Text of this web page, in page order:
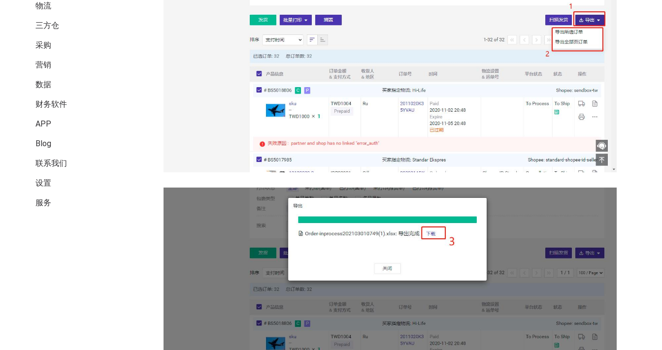
物流
三方仓
采购
营销
数据
财务软件
APP
Blog
联系我们
设置
服务